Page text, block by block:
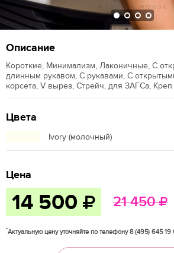
Описание
Короткие, Минимализм, Лаконичные, С
длинным рукавом, С рукавами, С
корсета, V вырез, Стрейч, для ЗАГСа, Креп
Цвета
Ivory (молочный)
Цена
14 500 21 450
*Актуальную цену уточняйте по телефону 8 (495) 645 19